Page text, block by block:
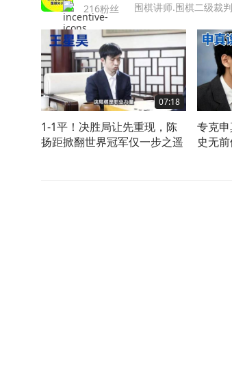
216粉丝 围棋讲师.围棋二级裁
07:18
1-1平！决胜局让先重现，陈
扬距掀翻世界冠军仅一步之遥
专克
史无